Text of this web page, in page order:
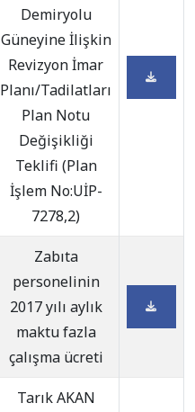
Demiryolu
Güneyine İlişkin
Revizyon İmar
Planı/Tadilatları
Plan Notu
Değişikliği
Teklifi (Plan
İşlem No:UİP-
7278,2)
Zabıta
personelinin
2017 yılı aylık
maktu fazla
çalışma ücreti
Tarık AKAN